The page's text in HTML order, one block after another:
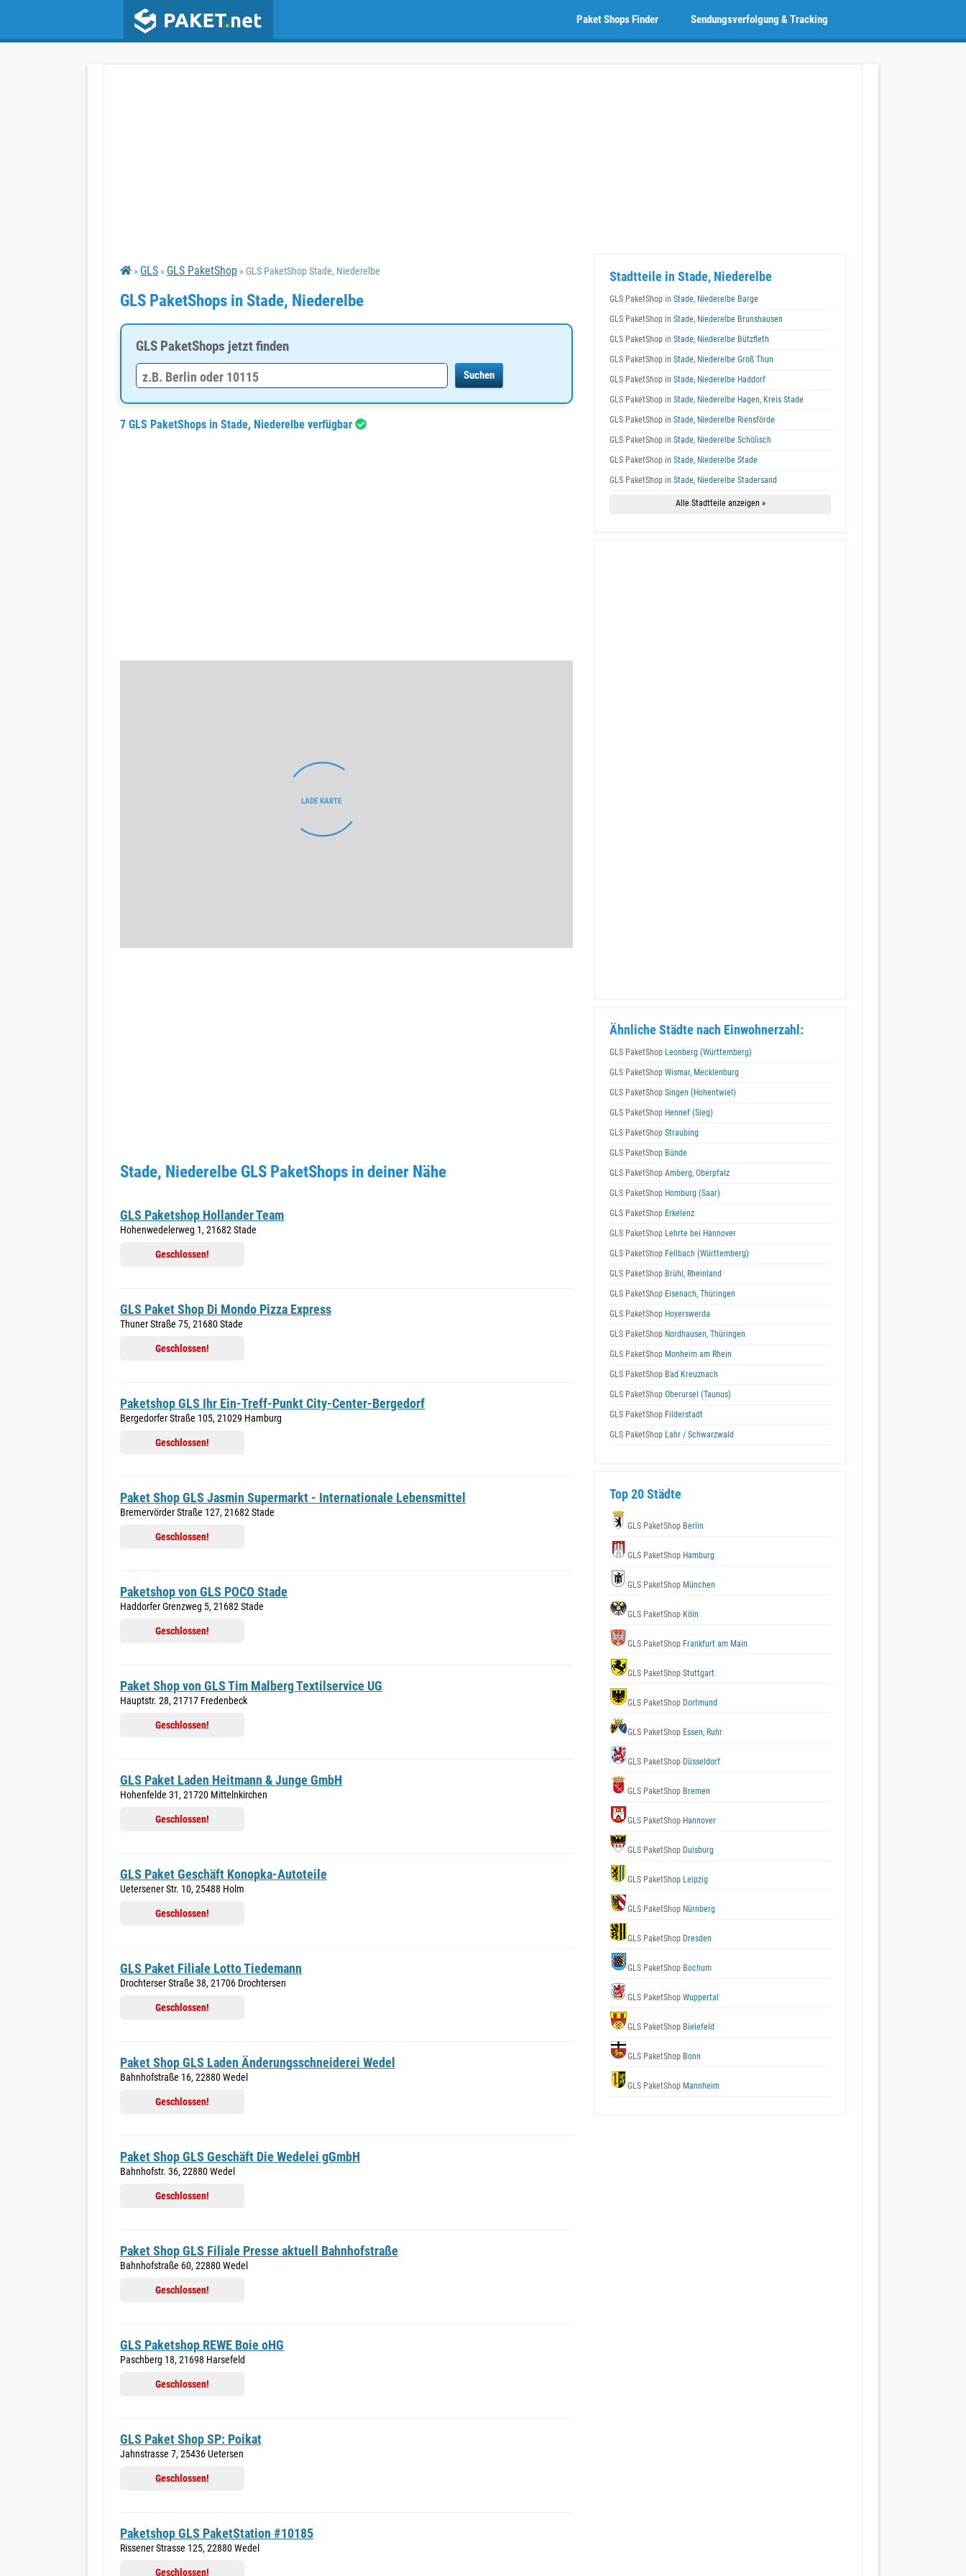
Sendungsverfolgung & Tracking
Paket Shops Finder
» GLS » GLS PaketShop » GLS PaketShop Stade, Niederelbe
GLS PaketShops in Stade, Niederelbe
GLS PaketShops jetzt finden
7 GLS PaketShops in Stade, Niederelbe verfügbar
Stade, Niederelbe GLS PaketShops in deiner Nähe
GLS Paketshop Hollander Team
Hohenwedelerweg 1, 21682 Stade
Geschlossen!
GLS Paket Shop Di Mondo Pizza Express
Thuner Straße 75, 21680 Stade
Geschlossen!
Paketshop GLS Ihr Ein-Treff-Punkt City-Center-Bergedorf
Bergedorfer Straße 105, 21029 Hamburg
Geschlossen!
Paket Shop GLS Jasmin Supermarkt - Internationale Lebensmittel
Bremervörder Straße 127, 21682 Stade
Geschlossen!
Paketshop von GLS POCO Stade
Haddorfer Grenzweg 5, 21682 Stade
Geschlossen!
Paket Shop von GLS Tim Malberg Textilservice UG
Hauptstr. 28, 21717 Fredenbeck
Geschlossen!
GLS Paket Laden Heitmann & Junge GmbH
Hohenfelde 31, 21720 Mittelnkirchen
Geschlossen!
GLS Paket Geschäft Konopka-Autoteile
Uetersener Str. 10, 25488 Holm
Geschlossen!
GLS Paket Filiale Lotto Tiedemann
Drochterser Straße 38, 21706 Drochtersen
Geschlossen!
Paket Shop GLS Laden Änderungsschneiderei Wedel
Bahnhofstraße 16, 22880 Wedel
Geschlossen!
Paket Shop GLS Geschäft Die Wedelei gGmbH
Bahnhofstr. 36, 22880 Wedel
Geschlossen!
Paket Shop GLS Filiale Presse aktuell Bahnhofstraße
Bahnhofstraße 60, 22880 Wedel
Geschlossen!
GLS Paketshop REWE Boie oHG
Paschberg 18, 21698 Harsefeld
Geschlossen!
GLS Paket Shop SP: Poikat
Jahnstrasse 7, 25436 Uetersen
Geschlossen!
Paketshop GLS PaketStation #10185
Rissener Strasse 125, 22880 Wedel
Geschlossen!
Stadtteile in Stade, Niederelbe
GLS PaketShop in Stade, Niederelbe Barge
GLS PaketShop in Stade, Niederelbe Brunshausen
GLS PaketShop in Stade, Niederelbe Bützfleth
GLS PaketShop in Stade, Niederelbe Groß Thun
GLS PaketShop in Stade, Niederelbe Haddorf
GLS PaketShop in Stade, Niederelbe Hagen, Kreis Stade
GLS PaketShop in Stade, Niederelbe Riensförde
GLS PaketShop in Stade, Niederelbe Schölisch
GLS PaketShop in Stade, Niederelbe Stade
GLS PaketShop in Stade, Niederelbe Stadersand
Alle Stadtteile anzeigen »
Ähnliche Städte nach Einwohnerzahl:
GLS PaketShop Leonberg (Württemberg)
GLS PaketShop Wismar, Mecklenburg
GLS PaketShop Singen (Hohentwiel)
GLS PaketShop Hennef (Sieg)
GLS PaketShop Straubing
GLS PaketShop Bünde
GLS PaketShop Amberg, Oberpfalz
GLS PaketShop Homburg (Saar)
GLS PaketShop Erkelenz
GLS PaketShop Lehrte bei Hannover
GLS PaketShop Fellbach (Württemberg)
GLS PaketShop Brühl, Rheinland
GLS PaketShop Eisenach, Thüringen
GLS PaketShop Hoyerswerda
GLS PaketShop Nordhausen, Thüringen
GLS PaketShop Monheim am Rhein
GLS PaketShop Bad Kreuznach
GLS PaketShop Oberursel (Taunus)
GLS PaketShop Filderstadt
GLS PaketShop Lahr / Schwarzwald
Top 20 Städte
GLS PaketShop Berlin
GLS PaketShop Hamburg
GLS PaketShop München
GLS PaketShop Köln
GLS PaketShop Frankfurt am Main
GLS PaketShop Stuttgart
GLS PaketShop Dortmund
GLS PaketShop Essen, Ruhr
GLS PaketShop Düsseldorf
GLS PaketShop Bremen
GLS PaketShop Hannover
GLS PaketShop Duisburg
GLS PaketShop Leipzig
GLS PaketShop Nürnberg
GLS PaketShop Dresden
GLS PaketShop Bochum
GLS PaketShop Wuppertal
GLS PaketShop Bielefeld
GLS PaketShop Bonn
GLS PaketShop Mannheim